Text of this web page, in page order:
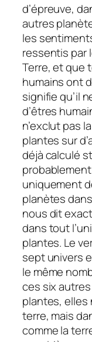
d’épreuve,
autres
les
ressentis par
Terre, et que
humains ont
signifie qu’il
d’êtres
n’exclut pas
plantes sur
déjà calculé
uniquement
planètes
nous dit
dans tout
plantes. Le
sept univers
le même
ces six
plantes, elles
terre, mais
comme la